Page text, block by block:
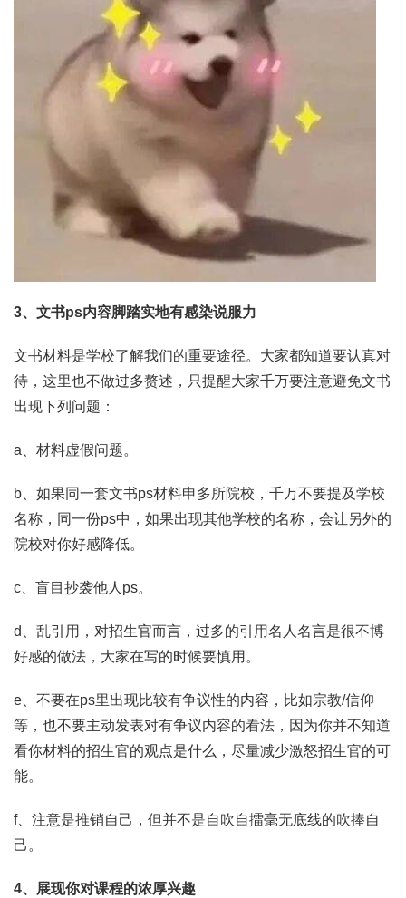
3、文书ps内容脚踏实地有感染说服力
文书材料是学校了解我们的重要途径。大家都知道要认真对
待，这里也不做过多赘述，只提醒大家千万要注意避免文书
出现下列问题：
a、材料虚假问题。
b、如果同一套文书ps材料申多所院校，千万不要提及学校
名称，同一份ps中，如果出现其他学校的名称，会让另外的
院校对你好感降低。
c、盲目抄袭他人ps。
d、乱引用，对招生官而言，过多的引用名人名言是很不博
好感的做法，大家在写的时候要慎用。
e、不要在ps里出现比较有争议性的内容，比如宗教/信仰
等，也不要主动发表对有争议内容的看法，因为你并不知道
看你材料的招生官的观点是什么，尽量减少激怒招生官的可
能。
f、注意是推销自己，但并不是自吹自擂毫无底线的吹捧自
己。
4、展现你对课程的浓厚兴趣